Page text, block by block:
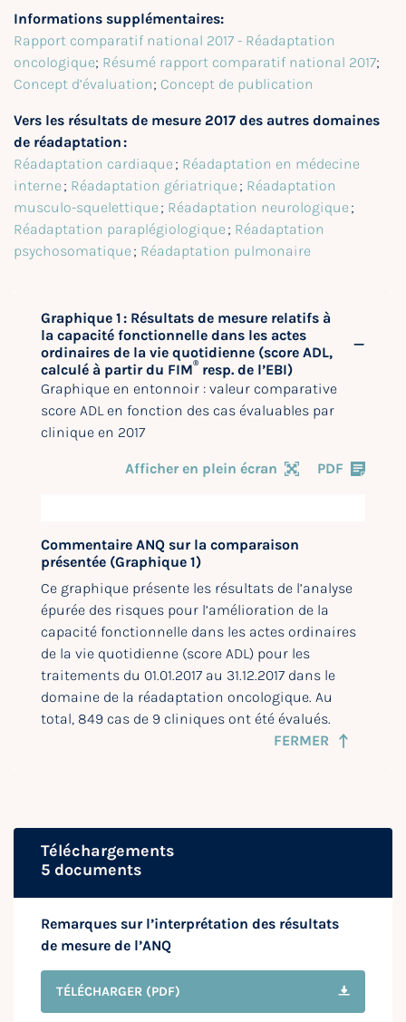
Informations supplémentaires:
Rapport comparatif national 2017 - Réadaptation
oncologique; Résumé rapport comparatif national 2017;
Concept d’évaluation; Concept de publication
Vers les résultats de mesure 2017 des autres domaines
de réadaptation :
Réadaptation cardiaque ; Réadaptation en médecine
interne ; Réadaptation gériatrique ; Réadaptation
musculo-squelettique ; Réadaptation neurologique ;
Réadaptation paraplégiologique ; Réadaptation
psychosomatique ; Réadaptation pulmonaire
Graphique 1 : Résultats de mesure relatifs à
la capacité fonctionnelle dans les actes
ordinaires de la vie quotidienne (score ADL,
calculé à partir du FIM® resp. de l’EBI)
Graphique en entonnoir : valeur comparative
score ADL en fonction des cas évaluables par
clinique en 2017
Afficher en plein écran PDF
Commentaire ANQ sur la comparaison
présentée (Graphique 1)
Ce graphique présente les résultats de l’analyse
épurée des risques pour l’amélioration de la
capacité fonctionnelle dans les actes ordinaires
de la vie quotidienne (score ADL) pour les
traitements du 01.01.2017 au 31.12.2017 dans le
domaine de la réadaptation oncologique. Au
total, 849 cas de 9 cliniques ont été évalués.
FERMER
Téléchargements
5 documents
Remarques sur l’interprétation des résultats
de mesure de l’ANQ
TÉLÉCHARGER (PDF)